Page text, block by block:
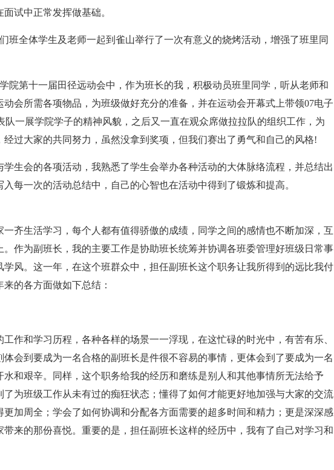
试中正常发挥做基础。
班全体学生及老师一起到雀山举行了一次有意义的烧烤活动，增强了班里同
院第十一届田径远动会中，作为班长的我，积极动员班里同学，听从老师和
会所需各项物品，为班级做好充分的准备，并在运动会开幕式上带领07电子
队一展学院学子的精神风貌，之后又一直在观众席做拉拉队的组织工作，为
经过大家的共同努力，虽然没拿到奖项，但我们赛出了勇气和自己的风格!
学生会的各项活动，我熟悉了学生会举办各种活动的大体脉络流程，并总结出
每一次的活动总结中，自己的心智也在活动中得到了锻炼和提高。
一齐生活学习，每个人都有值得骄傲的成绩，同学之间的感情也不断加深，互
。作为副班长，我的主要工作是协助班长统筹并协调各班委管理好班级日常事
学风。这一年，在这个班群众中，担任副班长这个职务让我所得到的远比我付
的各方面做如下总结：
工作和学习历程，各种各样的场景一一浮现，在这忙碌的时光中，有苦有乐、
会到要成为一名合格的副班长是件很不容易的事情，更体会到了要成为一名
和艰辛。同样，这个职务给我的经历和磨练是别人和其他事情所无法给予
了为班级工作从未有过的痴狂状态；懂得了如何才能更好地加强与大家的交流
更加周全；学会了如何协调和分配各方面需要的超多时间和精力；更是深深感
带来的那份喜悦。重要的是，担任副班长这样的经历中，我有了自己对学习和